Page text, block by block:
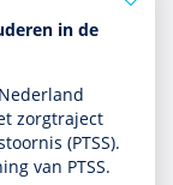
in de
zorgtraject
(PTSS).
van PTSS.